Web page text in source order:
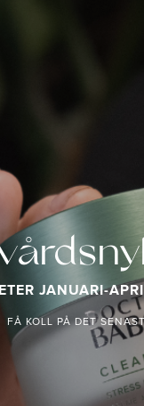
JANUARI-
FÅ KOLL PÅ DET